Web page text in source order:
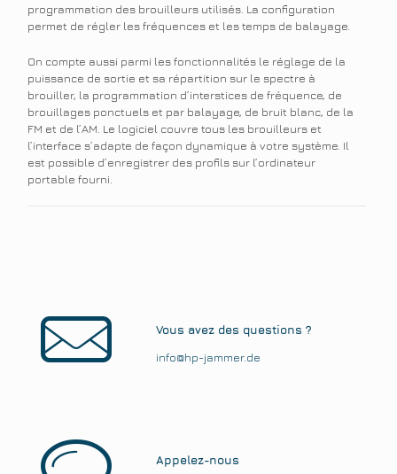
programmation des brouilleurs utilisés. La configuration
permet de régler les fréquences et les temps de balayage.
On compte aussi parmi les fonctionnalités le réglage de la
puissance de sortie et sa répartition sur le spectre à
brouiller, la programmation d’interstices de fréquence, de
brouillages ponctuels et par balayage, de bruit blanc, de la
FM et de l’AM. Le logiciel couvre tous les brouilleurs et
l’interface s’adapte de façon dynamique à votre système. Il
est possible d’enregistrer des profils sur l’ordinateur
portable fourni.
Vous avez des questions ?
info@hp-jammer.de
Appelez-nous